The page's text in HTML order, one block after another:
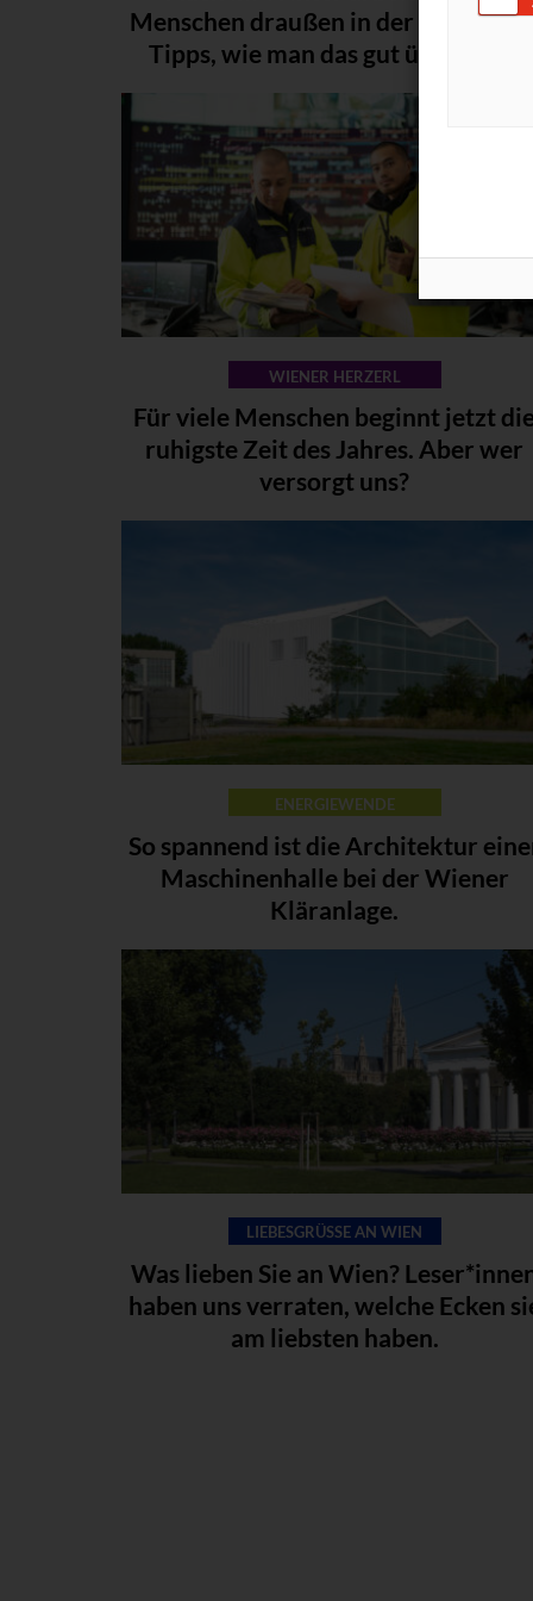
Menschen draußen in der Kälte.
Tipps, wie man das gut übersteht.
WIENER HERZERL
Für viele Menschen beginnt jetzt
ruhigste Zeit des Jahres. Aber wer
versorgt uns?
ENERGIEWENDE
So spannend ist die Architektur
Maschinenhalle bei der Wiener
Kläranlage.
LIEBESGRÜSSE AN WIEN
Was lieben Sie an Wien?
haben uns verraten, welche Ecken
am liebsten haben.